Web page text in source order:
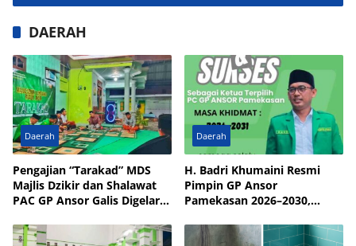
DAERAH
Daerah
Pengajian “Tarakad” MDS
Majlis Dzikir dan Shalawat
PAC GP Ansor Galis Digelar
Bulay
Daerah
H. Badri Khumaini Resmi
Pimpin GP Ansor
Pamekasan 2026–2030,